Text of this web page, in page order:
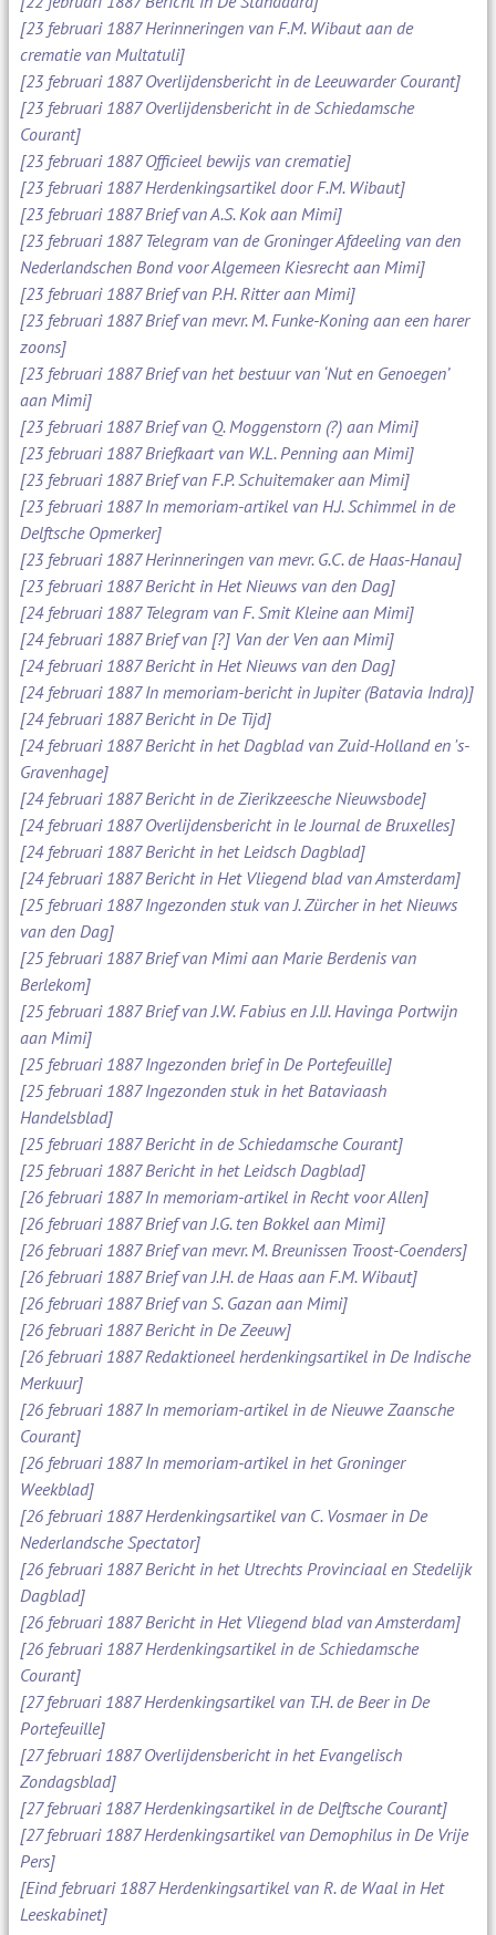
[23 februari 1887 Herinneringen van F.M. Wibaut aan de
crematie van Multatuli]
[23 februari 1887 Overlijdensbericht in de Leeuwarder Courant]
[23 februari 1887 Overlijdensbericht in de Schiedamsche
Courant]
[23 februari 1887 Officieel bewijs van crematie]
[23 februari 1887 Herdenkingsartikel door F.M. Wibaut]
[23 februari 1887 Brief van A.S. Kok aan Mimi]
[23 februari 1887 Telegram van de Groninger Afdeeling van den
Nederlandschen Bond voor Algemeen Kiesrecht aan Mimi]
[23 februari 1887 Brief van P.H. Ritter aan Mimi]
[23 februari 1887 Brief van mevr. M. Funke-Koning aan een harer
zoons]
[23 februari 1887 Brief van het bestuur van ‘Nut en Genoegen’
aan Mimi]
[23 februari 1887 Brief van Q. Moggenstorn (?) aan Mimi]
[23 februari 1887 Briefkaart van W.L. Penning aan Mimi]
[23 februari 1887 Brief van F.P. Schuitemaker aan Mimi]
[23 februari 1887 In memoriam-artikel van H.J. Schimmel in de
Delftsche Opmerker]
[23 februari 1887 Herinneringen van mevr. G.C. de Haas-Hanau]
[23 februari 1887 Bericht in Het Nieuws van den Dag]
[24 februari 1887 Telegram van F. Smit Kleine aan Mimi]
[24 februari 1887 Brief van [?] Van der Ven aan Mimi]
[24 februari 1887 Bericht in Het Nieuws van den Dag]
[24 februari 1887 In memoriam-bericht in Jupiter (Batavia Indra)]
[24 februari 1887 Bericht in De Tijd]
[24 februari 1887 Bericht in het Dagblad van Zuid-Holland en 's-
Gravenhage]
[24 februari 1887 Bericht in de Zierikzeesche Nieuwsbode]
[24 februari 1887 Overlijdensbericht in le Journal de Bruxelles]
[24 februari 1887 Bericht in het Leidsch Dagblad]
[24 februari 1887 Bericht in Het Vliegend blad van Amsterdam]
[25 februari 1887 Ingezonden stuk van J. Zürcher in het Nieuws
van den Dag]
[25 februari 1887 Brief van Mimi aan Marie Berdenis van
Berlekom]
[25 februari 1887 Brief van J.W. Fabius en J.IJ. Havinga Portwijn
aan Mimi]
[25 februari 1887 Ingezonden brief in De Portefeuille]
[25 februari 1887 Ingezonden stuk in het Bataviaash
Handelsblad]
[25 februari 1887 Bericht in de Schiedamsche Courant]
[25 februari 1887 Bericht in het Leidsch Dagblad]
[26 februari 1887 In memoriam-artikel in Recht voor Allen]
[26 februari 1887 Brief van J.G. ten Bokkel aan Mimi]
[26 februari 1887 Brief van mevr. M. Breunissen Troost-Coenders]
[26 februari 1887 Brief van J.H. de Haas aan F.M. Wibaut]
[26 februari 1887 Brief van S. Gazan aan Mimi]
[26 februari 1887 Bericht in De Zeeuw]
[26 februari 1887 Redaktioneel herdenkingsartikel in De Indische
Merkuur]
[26 februari 1887 In memoriam-artikel in de Nieuwe Zaansche
Courant]
[26 februari 1887 In memoriam-artikel in het Groninger
Weekblad]
[26 februari 1887 Herdenkingsartikel van C. Vosmaer in De
Nederlandsche Spectator]
[26 februari 1887 Bericht in het Utrechts Provinciaal en Stedelijk
Dagblad]
[26 februari 1887 Bericht in Het Vliegend blad van Amsterdam]
[26 februari 1887 Herdenkingsartikel in de Schiedamsche
Courant]
[27 februari 1887 Herdenkingsartikel van T.H. de Beer in De
Portefeuille]
[27 februari 1887 Overlijdensbericht in het Evangelisch
Zondagsblad]
[27 februari 1887 Herdenkingsartikel in de Delftsche Courant]
[27 februari 1887 Herdenkingsartikel van Demophilus in De Vrije
Pers]
[Eind februari 1887 Herdenkingsartikel van R. de Waal in Het
Leeskabinet]